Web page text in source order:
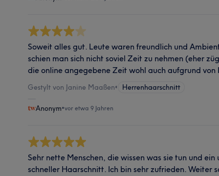
Soweit alles gut. Leute waren freundlich und
schien man sich nicht soviel Zeit zu nehmen (eher
die online angegebene Zeit wohl auch aufgrund von
Gestylt von Janine Maaßen• Herrenhaarschnitt
Anonym•vor etwa 9 Jahren
Sehr nette Menschen, die wissen was sie tun und
schneller Haarschnitt. Ich bin sehr zufrieden. Weiter